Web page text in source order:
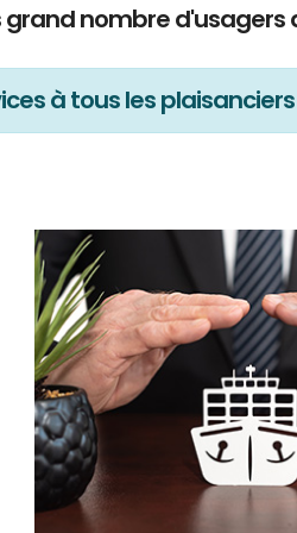
nombre d'usagers
à tous les